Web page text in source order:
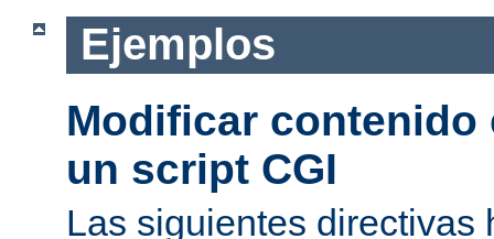
Ejemplos
Modificar
un script CGI
Las siguientes directivas